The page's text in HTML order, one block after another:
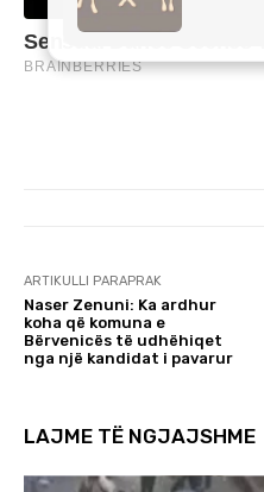
ARTIKULLI PARAPRAK
Naser Zenuni: Ka ardhur
koha që komuna e
Bërvenicës të udhëhiqet
nga një kandidat i pavarur
LAJME TË NGJAJSHME